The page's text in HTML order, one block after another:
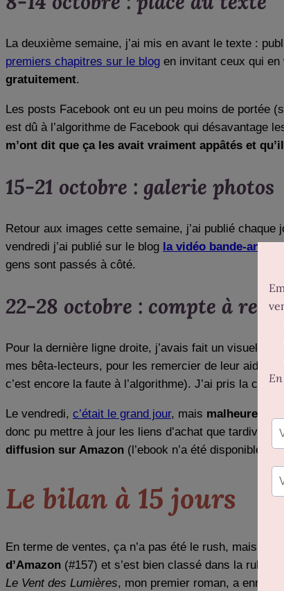
La deuxième semaine, j’ai mis en avant le texte :
premiers chapitres sur le blog en invitant ceux qui en
gratuitement.
Les posts Facebook ont eu un peu moins de portée
est dû à l’algorithme de Facebook qui désavantage
m’ont dit que ça les avait vraiment appâtés et
15-21 octobre : galerie photos
Retour aux images cette semaine, j’ai publié chaque
vendredi j’ai publié sur le blog la vidéo bande-
gens sont passés à côté.
22-28 octobre : compte à
Pour la dernière ligne droite, j’avais fait un visuel «
mes bêta-lecteurs, pour les remercier de leur aide.
c’est encore la faute à l’algorithme). J’ai pris la
Le vendredi, c’était le grand jour, mais
donc pu mettre à jour les liens d’achat que
diffusion sur Amazon (l’ebook n’a été disponible
Le bilan à 15 jours
En terme de ventes, ça n’a pas été le rush, mais je
d’Amazon (#157) et s’est bien classé dans la
Le Vent des Lumières, mon premier roman, a